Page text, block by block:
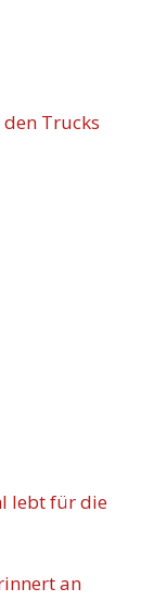
Trucks
lebt für die
an